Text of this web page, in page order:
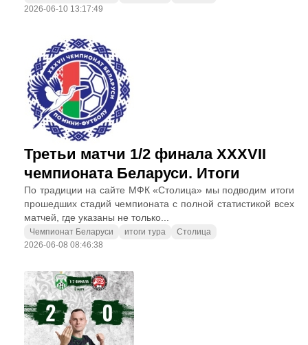
2026-06-10 13:17:49
Третьи матчи 1/2 финала XXXVII
чемпионата Беларуси. Итоги
По традиции на сайте МФК «Столица» мы подводим итоги
прошедших стадий чемпионата с полной статистикой всех
матчей, где указаны не только...
Чемпионат Беларуси итоги тура
Столица
2026-06-08 08:46:38